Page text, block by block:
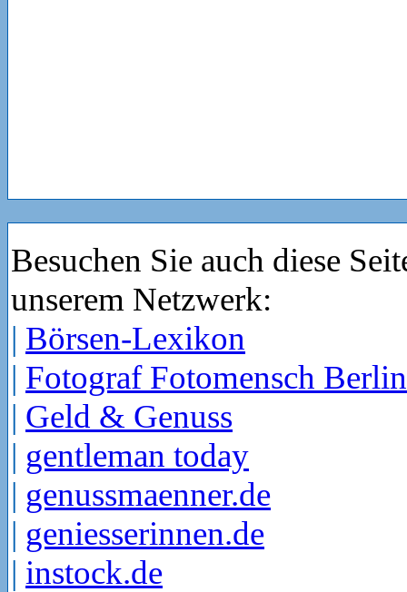
Besuchen Sie auch diese
unserem Netzwerk:
| Börsen-Lexikon
| Fotograf Fotomensch Berlin
| Geld & Genuss
| gentleman today
| genussmaenner.de
| geniesserinnen.de
| instock.de